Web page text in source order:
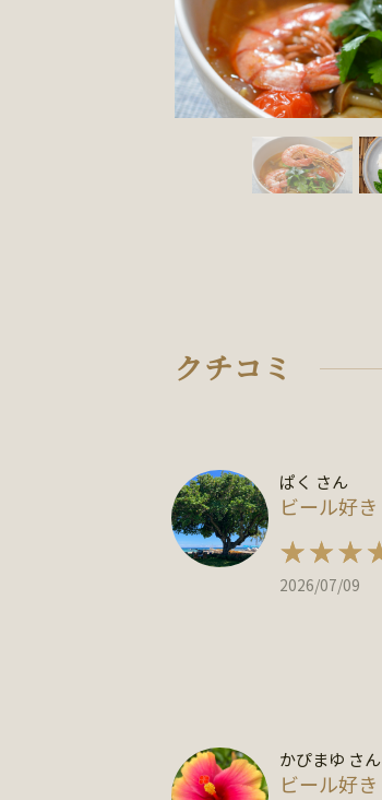
クチコミ
ぱく さん
ビール好き
2026/07/09
かぴまゆ さん
ビール好き